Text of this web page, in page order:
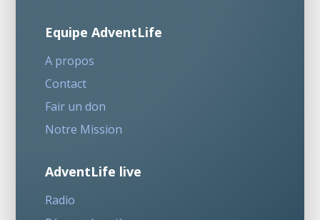
Equipe AdventLife
A propos
Contact
Fair un don
Notre Mission
AdventLife live
Radio